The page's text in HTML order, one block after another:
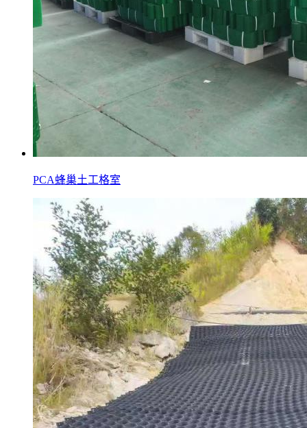
PCA蜂巢土工格室